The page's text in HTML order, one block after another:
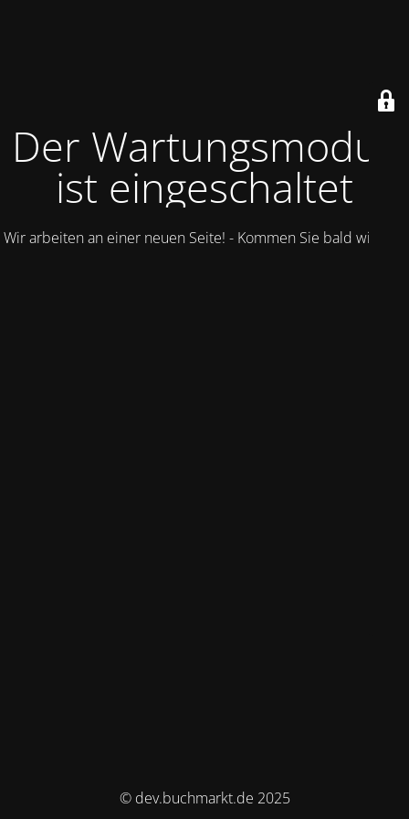
Der Wartungsmodus
ist eingeschaltet
Wir arbeiten an einer neuen Seite! - Kommen Sie bald wieder.
© dev.buchmarkt.de 2025